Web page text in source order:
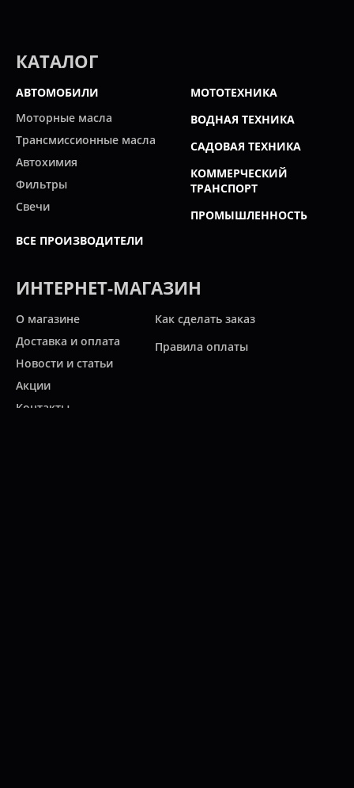
КАТАЛОГ
АВТОМОБИЛИ
Моторные масла
Трансмиссионные масла
Автохимия
Фильтры
Свечи
ВСЕ ПРОИЗВОДИТЕЛИ
МОТОТЕХНИКА
ВОДНАЯ ТЕХНИКА
САДОВАЯ ТЕХНИКА
КОММЕРЧЕСКИЙ
ТРАНСПОРТ
ПРОМЫШЛЕННОСТЬ
ИНТЕРНЕТ-МАГАЗИН
О магазине
Доставка и оплата
Новости и статьи
Акции
Контакты
Как сделать заказ
Правила оплаты